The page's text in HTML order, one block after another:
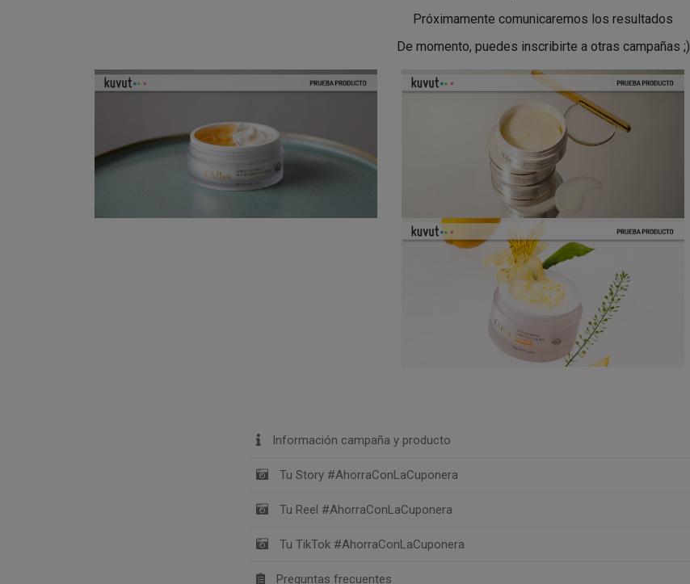
Próximamente comunicaremos los resultados
De momento, puedes inscribirte a otras campañas ;)
Información campaña y producto
Tu Story #AhorraConLaCuponera
Tu Reel #AhorraConLaCuponera
Tu TikTok #AhorraConLaCuponera
Preguntas frecuentes